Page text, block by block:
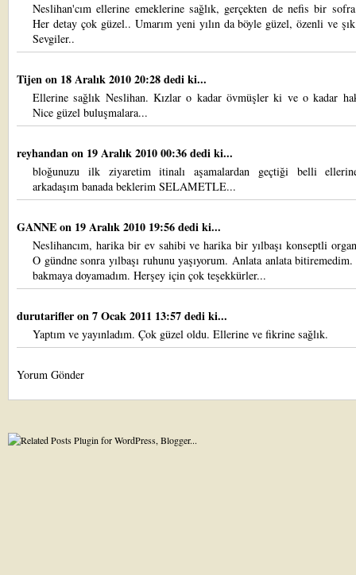
Neslihan'cım ellerine emeklerine sağlık, gerçekten de nefis bir
Her detay çok güzel.. Umarım yeni yılın da böyle güzel, özenli ve
Sevgiler..
Tijenon 18 Aralık 2010 20:28 dedi ki...
Ellerine sağlık Neslihan. Kızlar o kadar övmüşler ki ve o kadar
Nice güzel buluşmalara...
reyhandanon 19 Aralık 2010 00:36 dedi ki...
bloğunuzu ilk ziyaretim itinalı aşamalardan geçtiği belli
arkadaşım banada beklerim SELAMETLE...
GANNEon 19 Aralık 2010 19:56 dedi ki...
Neslihancım, harika bir ev sahibi ve harika bir yılbaşı konseptli
O gündne sonra yılbaşı ruhunu yaşıyorum. Anlata anlata
bakmaya doyamadım. Herşey için çok teşekkürler...
durutarifleron 7 Ocak 2011 13:57 dedi ki...
Yaptım ve yayınladım. Çok güzel oldu. Ellerine ve fikrine sağlık.
Yorum Gönder